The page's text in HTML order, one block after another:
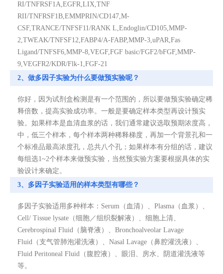
RI/TNFRSF1A,EGFR,LIX,TNF
RII/TNFRSF1B,EMMPRIN/CD147,M-
CSF,TRANCE/TNFSF11/RANK L,Endoglin/CD105,MMP-
2,TWEAK/TNFSF12,FABP4/A-FABP,MMP-3,uPAR,Fas
Ligand/TNFSF6,MMP-8,VEGF,FGF basic/FGF2/bFGF,MMP-
9,VEGFR2/KDR/Flk-1,FGF-21
2、做多因子实验为什么要做预实验呢？
你好，因为试剂盒检测是有一个范围的，所以要做预实验确定稀
释倍数，提高实验成功率。一般是要确定样本类型再设计预实
验。如果样本是血清血浆的话，我们通常建议选取预期浓度高，
中，低三个样本，每个样本两种稀释梯度，再加一个背景孔和一
个标准品最高浓度孔，总共八个孔；如果样本有分组的话，建议
每组选1~2个样本来做预实验，当然预实验方案要根据具体的实
验设计来确定。
3、多因子实验适用的样本类型有哪些？
多因子实验适用多种样本：Serum（血清）、Plasma（血浆）、
Cell/ Tissue lysate（细胞／组织裂解液）、细胞上清、
Cerebrospinal Fluid（脑脊液）、Bronchoalveolar Lavage
Fluid（支气管肺泡灌洗液）、Nasal Lavage（鼻腔灌洗液）、
Fluid Peritoneal Fluid（腹腔液）、眼泪、房水、阴道灌洗液等
等。